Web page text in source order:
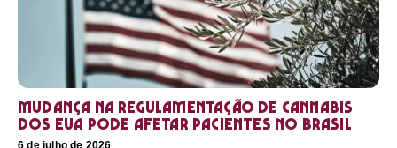
Mudança na regulamentação de cannabis
dos EUA pode afetar pacientes no Brasil
6 de julho de 2026